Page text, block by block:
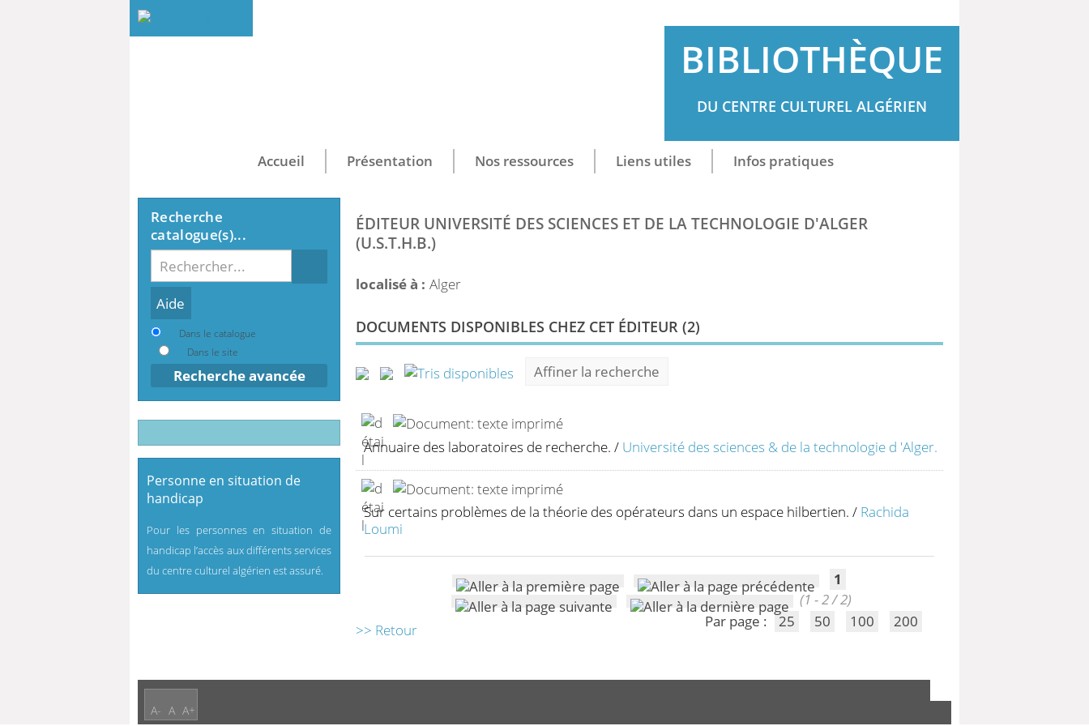
BIBLIOTHÈQUE
DU CENTRE CULTUREL ALGÉRIEN
Accueil Présentation Nos ressources Liens utiles Infos pratiques
ÉDITEUR UNIVERSITÉ DES SCIENCES ET DE LA TECHNOLOGIE D'ALGER
(U.S.T.H.B.)
localisé à : Alger
DOCUMENTS DISPONIBLES CHEZ CET ÉDITEUR (2)
Affiner la recherche
Annuaire des laboratoires de recherche. / Université des sciences & de la technologie d 'Alger.
Sur certains problèmes de la théorie des opérateurs dans un espace hilbertien. / Rachida
Loumi
1
(1 - 2 / 2)
Par page :
25 50 100 200
>> Retour
Recherche
catalogue(s)...
Dans le catalogue
Dans le site
Recherche avancée
Personne en situation de
handicap
Pour les personnes en situation de
handicap l’accès aux différents services
du centre culturel algérien est assuré.
A- A A+